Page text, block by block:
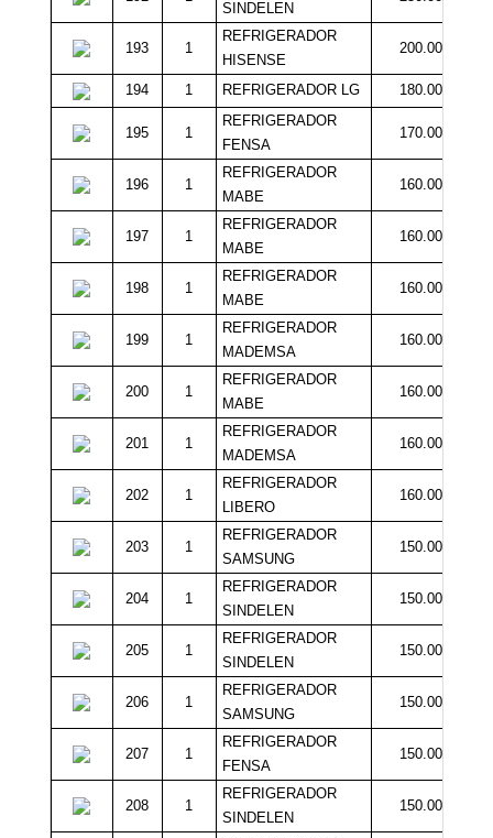
SINDELEN
193 1
REFRIGERADOR
HISENSE
200.000
194 1 REFRIGERADOR LG 180.000
195 1
REFRIGERADOR
FENSA
170.000
196 1
REFRIGERADOR
MABE
160.000
197 1
REFRIGERADOR
MABE
160.000
198 1
REFRIGERADOR
MABE
160.000
199 1
REFRIGERADOR
MADEMSA
160.000
200 1
REFRIGERADOR
MABE
160.000
201 1
REFRIGERADOR
MADEMSA
160.000
202 1
REFRIGERADOR
LIBERO
160.000
203 1
REFRIGERADOR
SAMSUNG
150.000
204 1
REFRIGERADOR
SINDELEN
150.000
205 1
REFRIGERADOR
SINDELEN
150.000
206 1
REFRIGERADOR
SAMSUNG
150.000
207 1
REFRIGERADOR
FENSA
150.000
208 1
REFRIGERADOR
SINDELEN
150.000